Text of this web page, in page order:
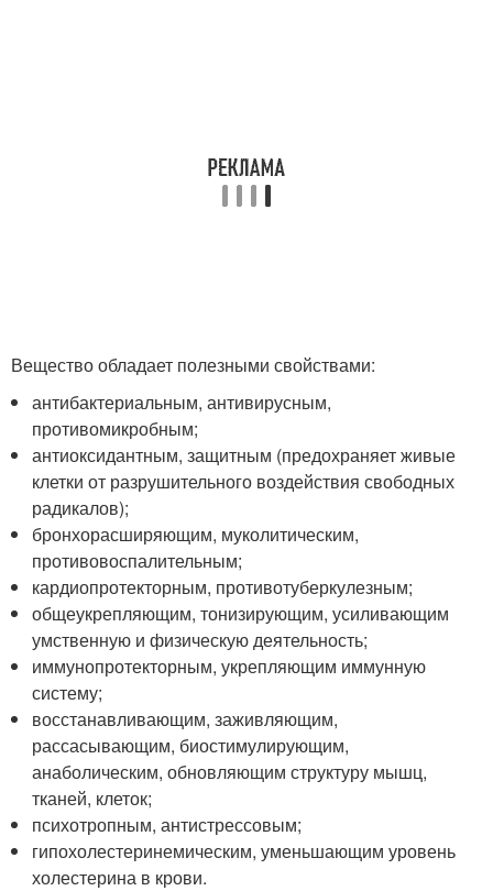
Вещество обладает полезными свойствами:
антибактериальным, антивирусным,
противомикробным;
антиоксидантным, защитным (предохраняет живые
клетки от разрушительного воздействия свободных
радикалов);
бронхорасширяющим, муколитическим,
противовоспалительным;
кардиопротекторным, противотуберкулезным;
общеукрепляющим, тонизирующим, усиливающим
умственную и физическую деятельность;
иммунопротекторным, укрепляющим иммунную
систему;
восстанавливающим, заживляющим,
рассасывающим, биостимулирующим,
анаболическим, обновляющим структуру мышц,
тканей, клеток;
психотропным, антистрессовым;
гипохолестеринемическим, уменьшающим уровень
холестерина в крови.